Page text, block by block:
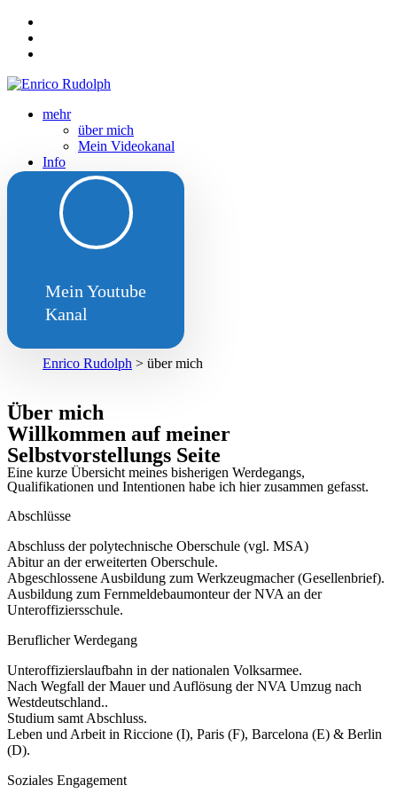
mehr
über mich
Mein Videokanal
Info
Datenschutz
Impressum
Neuigkeiten
Weihnachten 2025
Unterstützung
über mich
Enrico Rudolph > über mich
Mein Youtube
Kanal
Über mich
Willkommen auf meiner
Selbstvorstellungs Seite
Eine kurze Übersicht meines bisherigen Werdegangs,
Qualifikationen und Intentionen habe ich hier zusammen gefasst.
Abschlüsse
Abschluss der polytechnische Oberschule (vgl. MSA)
Abitur an der erweiterten Oberschule.
Abgeschlossene Ausbildung zum Werkzeugmacher (Gesellenbrief).
Ausbildung zum Fernmeldebaumonteur der NVA an der
Unteroffiziersschule.
Beruflicher Werdegang
Unteroffizierslaufbahn in der nationalen Volksarmee.
Nach Wegfall der Mauer und Auflösung der NVA Umzug nach
Westdeutschland..
Studium samt Abschluss.
Leben und Arbeit in Riccione (I), Paris (F), Barcelona (E) & Berlin
(D).
Soziales Engagement